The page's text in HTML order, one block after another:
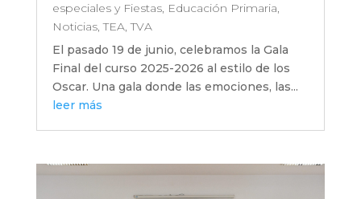
especiales y Fiestas, Educación Primaria,
Noticias,TEA,TVA
El pasado 19 de junio, celebramos la Gala
Final del curso 2025-2026 al estilo de los
Oscar. Una gala donde las emociones, las...
leer más